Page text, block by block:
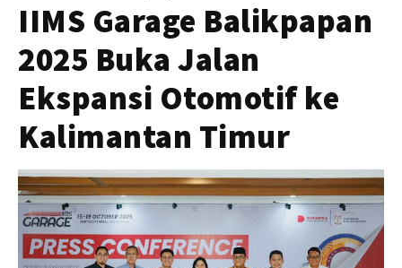
IIMS Garage Balikpapan
2025 Buka Jalan
Ekspansi Otomotif ke
Kalimantan Timur